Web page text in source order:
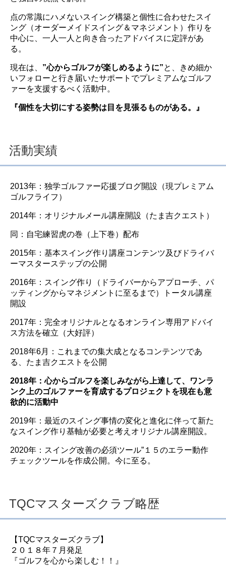
点の常識にハメないスイング構築と個性に合わせたスイ
ング（オーダーメイドスイング＆マネジメント）作りを
中心に、一人一人と向き合ったアドバイスに定評があ
る。
現在は、 ”心からゴルフが楽しめるように”と、きめ細か
いフォローと行き届いたサポートでプレミアムなゴルフ
ァーを支援するべく活動中。
『個性を大切にする姿勢は目を見張るものがある。』
活動実績
2013年：独学ゴルファー応援ブログ開設（現プレミアム
ゴルフライフ）
2014年：オリジナルメール講座開設（たま吉クエスト）
同：自宅練習虎の巻（上下巻）配布
2015年：基本スイング作り講座コンテンツ及びドライバ
ーマスターステップの公開
2016年：スイング作り（ドライバーからアプローチ、パ
ッティングからマネジメントに至るまで）トータル講座
開設
2017年：完全オリジナルとなるオンライン専用アドバイ
ス方法を確立（大好評）
2018年6月：これまでの集大成となるコンテンツであ
る、たま吉クエストを公開
2018年：心からゴルフを楽しみながら上達して、ワンラ
ンク上のゴルファーを育成するプロジェクトを現在も意
欲的に活動中
2019年：最近のスイング事情の変化と進化に伴って新た
なスイング作り基軸が必要と考えオリジナル講座開設。
2020年：スイング改善の必須ツール”１５のエラー動作
チェックツールを作成公開。今に至る。
TQCマスターズクラブ略歴
【TQCマスターズクラブ】
２０１８年７月発足
『ゴルフを心から楽しむ！！』